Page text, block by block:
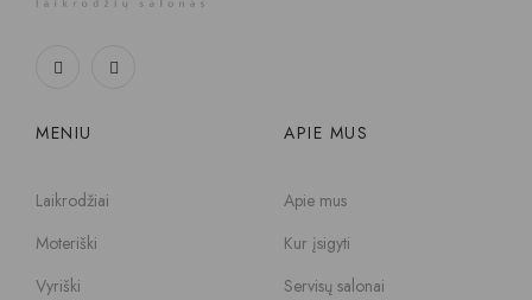
MENIU
Laikrodžiai
Moteriški
Vyriški
APIE MUS
Apie mus
Kur įsigyti
Servisų salonai